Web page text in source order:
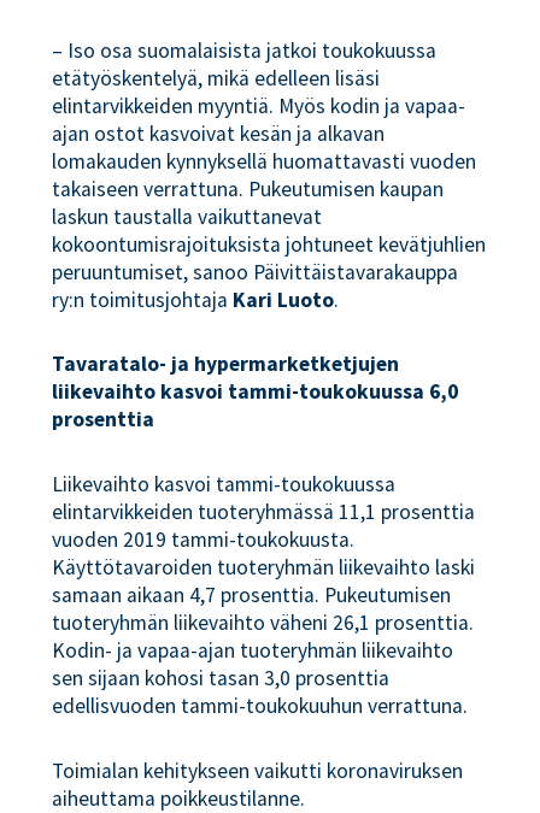
– Iso osa suomalaisista jatkoi toukokuussa
etätyöskentelyä, mikä edelleen lisäsi
elintarvikkeiden myyntiä. Myös kodin ja vapaa-
ajan ostot kasvoivat kesän ja alkavan
lomakauden kynnyksellä huomattavasti vuoden
takaiseen verrattuna. Pukeutumisen kaupan
laskun taustalla vaikuttanevat
kokoontumisrajoituksista johtuneet kevätjuhlien
peruuntumiset, sanoo Päivittäistavarakauppa
ry:n toimitusjohtaja Kari Luoto.
Tavaratalo- ja hypermarketketjujen
liikevaihto kasvoi tammi-toukokuussa 6,0
prosenttia
Liikevaihto kasvoi tammi-toukokuussa
elintarvikkeiden tuoteryhmässä 11,1 prosenttia
vuoden 2019 tammi-toukokuusta.
Käyttötavaroiden tuoteryhmän liikevaihto laski
samaan aikaan 4,7 prosenttia. Pukeutumisen
tuoteryhmän liikevaihto väheni 26,1 prosenttia.
Kodin- ja vapaa-ajan tuoteryhmän liikevaihto
sen sijaan kohosi tasan 3,0 prosenttia
edellisvuoden tammi-toukokuuhun verrattuna.
Toimialan kehitykseen vaikutti koronaviruksen
aiheuttama poikkeustilanne.